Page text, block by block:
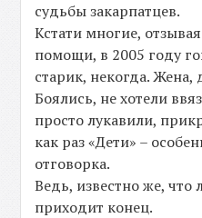
судьбы закарпатцев.
Кстати многие,
помощи, в 2005 году
старик, некогда. Жена,
Боялись, не хотели
просто лукавили,
как раз «Дети» –
отговорка.
Ведь, известно же, что
приходит конец.